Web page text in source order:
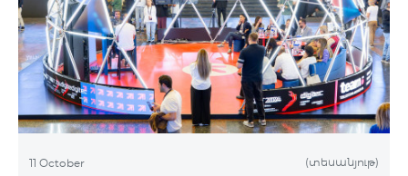
11 October (տեսանյութ)